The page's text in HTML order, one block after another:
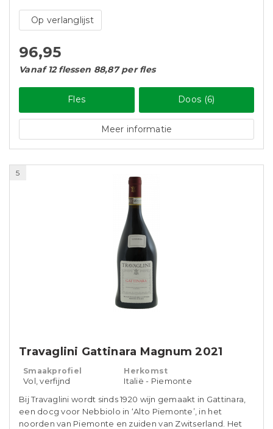
Op verlanglijst
96,95
Vanaf 12 flessen 88,87 per fles
Fles Doos (6)
Meer informatie
5
Travaglini Gattinara Magnum 2021
Smaakprofiel
Vol, verfijnd
Herkomst
Italië - Piemonte
Bij Travaglini wordt sinds 1920 wijn gemaakt in Gattinara,
een docg voor Nebbiolo in ‘Alto Piemonte’, in het
noorden van Piemonte en zuiden van Zwitserland. Het